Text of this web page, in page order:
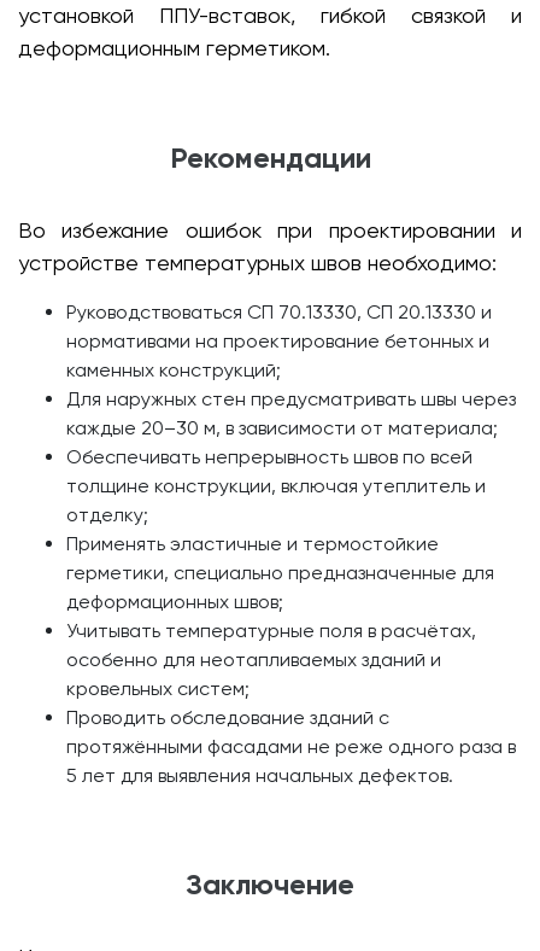
установкой ППУ-вставок, гибкой связкой и
деформационным герметиком.
Рекомендации
Во избежание ошибок при проектировании и
устройстве температурных швов необходимо:
Руководствоваться СП 70.13330, СП 20.13330 и
нормативами на проектирование бетонных и
каменных конструкций;
Для наружных стен предусматривать швы через
каждые 20–30 м, в зависимости от материала;
Обеспечивать непрерывность швов по всей
толщине конструкции, включая утеплитель и
отделку;
Применять эластичные и термостойкие
герметики, специально предназначенные для
деформационных швов;
Учитывать температурные поля в расчётах,
особенно для неотапливаемых зданий и
кровельных систем;
Проводить обследование зданий с
протяжёнными фасадами не реже одного раза в
5 лет для выявления начальных дефектов.
Заключение